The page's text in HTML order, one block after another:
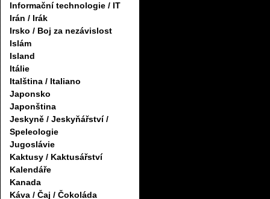
Informační technologie / IT
Irán / Irák
Irsko / Boj za nezávislost
Islám
Island
Itálie
Italština / Italiano
Japonsko
Japonština
Jeskyně / Jeskyňářství /
Speleologie
Jugoslávie
Kaktusy / Kaktusářství
Kalendáře
Kanada
Káva / Čaj / Čokoláda